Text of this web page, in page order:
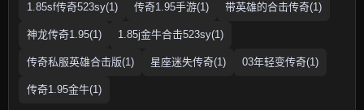
1.85sf传奇523sy(1) 传奇1.95手游(1) 带英雄的合击传奇(1)
神龙传奇1.95(1) 1.85j金牛合击523sy(1)
传奇私服英雄合击版(1) 星座迷失传奇(1) 03年轻变传奇(1)
传奇1.95金牛(1)